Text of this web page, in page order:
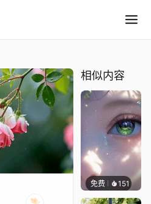
相似内容
免费 151星梦